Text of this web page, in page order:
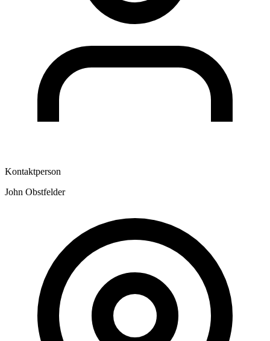
Kontaktperson
John Obstfelder